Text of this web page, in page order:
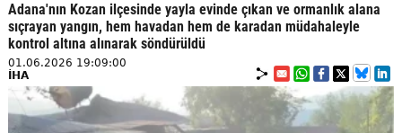
Adana'nın Kozan ilçesinde yayla evinde çıkan ve ormanlık alana
sıçrayan yangın, hem havadan hem de karadan müdahaleyle
kontrol altına alınarak söndürüldü
01.06.2026 19:09:00
İHA